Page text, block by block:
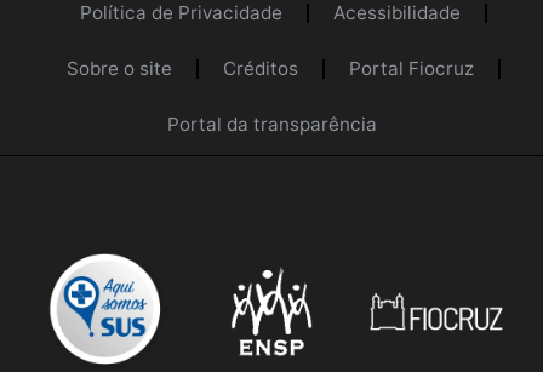
Política de Privacidade Acessibilidade
Sobre o site Créditos Portal Fiocruz
Portal da transparência